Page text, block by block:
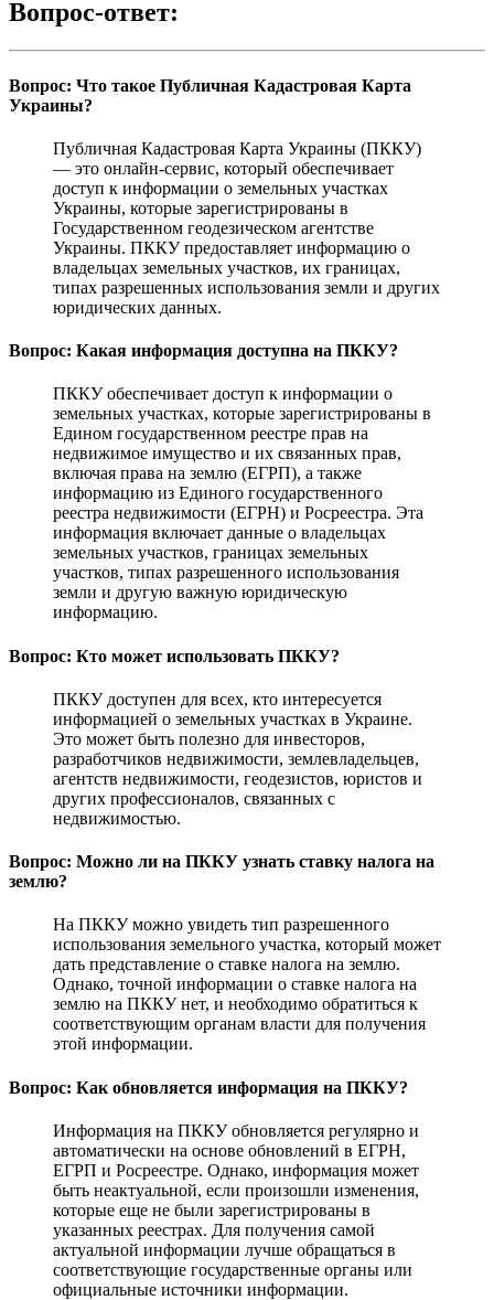
Вопрос-ответ:
Вопрос: Что такое Публичная Кадастровая Карта
Украины?
Публичная Кадастровая Карта Украины (ПККУ)
— это онлайн-сервис, который обеспечивает
доступ к информации о земельных участках
Украины, которые зарегистрированы в
Государственном геодезическом агентстве
Украины. ПККУ предоставляет информацию о
владельцах земельных участков, их границах,
типах разрешенных использования земли и других
юридических данных.
Вопрос: Какая информация доступна на ПККУ?
ПККУ обеспечивает доступ к информации о
земельных участках, которые зарегистрированы в
Едином государственном реестре прав на
недвижимое имущество и их связанных прав,
включая права на землю (ЕГРП), а также
информацию из Единого государственного
реестра недвижимости (ЕГРН) и Росреестра. Эта
информация включает данные о владельцах
земельных участков, границах земельных
участков, типах разрешенного использования
земли и другую важную юридическую
информацию.
Вопрос: Кто может использовать ПККУ?
ПККУ доступен для всех, кто интересуется
информацией о земельных участках в Украине.
Это может быть полезно для инвесторов,
разработчиков недвижимости, землевладельцев,
агентств недвижимости, геодезистов, юристов и
других профессионалов, связанных с
недвижимостью.
Вопрос: Можно ли на ПККУ узнать ставку налога на
землю?
На ПККУ можно увидеть тип разрешенного
использования земельного участка, который может
дать представление о ставке налога на землю.
Однако, точной информации о ставке налога на
землю на ПККУ нет, и необходимо обратиться к
соответствующим органам власти для получения
этой информации.
Вопрос: Как обновляется информация на ПККУ?
Информация на ПККУ обновляется регулярно и
автоматически на основе обновлений в ЕГРН,
ЕГРП и Росреестре. Однако, информация может
быть неактуальной, если произошли изменения,
которые еще не были зарегистрированы в
указанных реестрах. Для получения самой
актуальной информации лучше обращаться в
соответствующие государственные органы или
официальные источники информации.